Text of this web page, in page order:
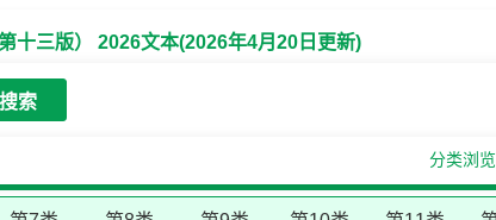
十三版） 2026文本(2026年4月20日更新)
搜索
分类浏览